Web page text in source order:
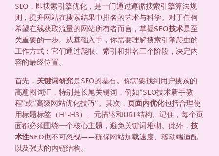
SEO，即搜索引擎优化，是一门通过遵循搜索引擎算法规
则，提升网站在搜索结果中排名的艺术与科学。对于任何
希望在线获取流量的网站所有者而言，掌握SEO技术是至
关重要的一步。从基础入手，你需要理解搜索引擎爬虫的
工作方式：它们通过爬取、索引和排名三个阶段，决定内
容的最终位置。
首先，关键词研究是SEO的基石。你需要找到用户搜索的
高意图词汇，特别是长尾关键词，例如“SEO技术新手教
程”或“高级网站优化技巧”。其次，页面内优化包括合理使
用标题标签（H1-H3）、元描述和URL结构。记住，每个页
面都必须围绕一个核心主题，避免关键词堆砌。此外，技
术性SEO也不可忽视——确保网站加载速度、移动端适配
以及强大的内链结构。